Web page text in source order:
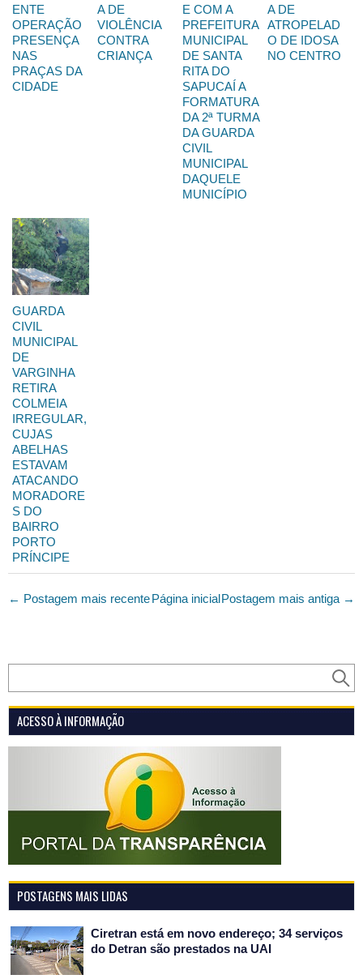
ENTE
OPERAÇÃO
PRESENÇA
NAS
PRAÇAS DA
CIDADE
A DE
VIOLÊNCIA
CONTRA
CRIANÇA
E COM A
PREFEITURA
MUNICIPAL
DE SANTA
RITA DO
SAPUCAÍ A
FORMATURA
DA 2ª TURMA
DA GUARDA
CIVIL
MUNICIPAL
DAQUELE
MUNICÍPIO
A DE
ATROPELAD
O DE IDOSA
NO CENTRO
GUARDA
CIVIL
MUNICIPAL
DE
VARGINHA
RETIRA
COLMEIA
IRREGULAR,
CUJAS
ABELHAS
ESTAVAM
ATACANDO
MORADORE
S DO
BAIRRO
PORTO
PRÍNCIPE
← Postagem mais recente Postagem mais antiga →
Página inicial
ACESSO À INFORMAÇÃO
POSTAGENS MAIS LIDAS
Ciretran está em novo endereço; 34 serviços
do Detran são prestados na UAI